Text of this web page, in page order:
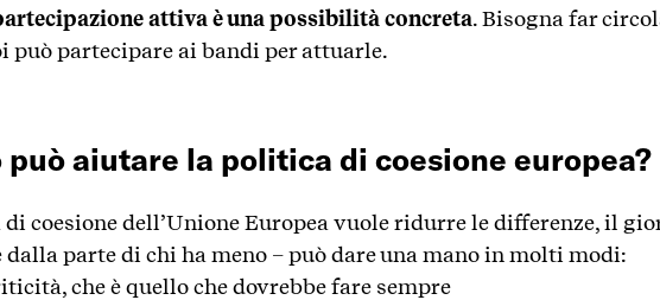
attiva è una possibilità concreta. Bisogna far
può partecipare ai bandi per attuarle.
aiutare la politica di coesione europea?
coesione dell’Unione Europea vuole ridurre le differenze, il
dalla parte di chi ha meno – può dare una mano in molti modi:
che è quello che dovrebbe fare sempre